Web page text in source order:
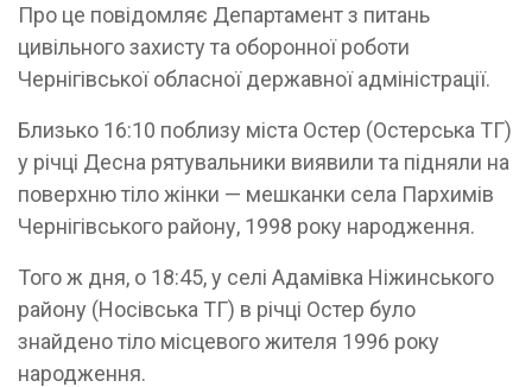
Про це повідомляє Департамент з питань
цивільного захисту та оборонної роботи
Чернігівської обласної державної адміністрації.
Близько 16:10 поблизу міста Остер (Остерська ТГ)
у річці Десна рятувальники виявили та підняли на
поверхню тіло жінки — мешканки села Пархимів
Чернігівського району, 1998 року народження.
Того ж дня, о 18:45, у селі Адамівка Ніжинського
району (Носівська ТГ) в річці Остер було
знайдено тіло місцевого жителя 1996 року
народження.